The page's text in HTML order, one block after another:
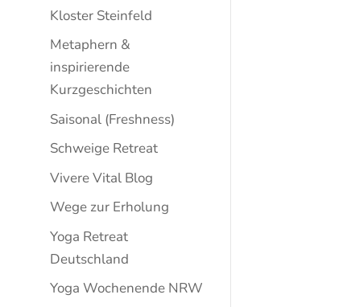
Kloster Steinfeld
Metaphern &
inspirierende
Kurzgeschichten
Saisonal (Freshness)
Schweige Retreat
Vivere Vital Blog
Wege zur Erholung
Yoga Retreat
Deutschland
Yoga Wochenende NRW